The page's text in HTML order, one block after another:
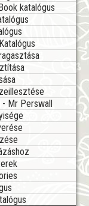
katalógus
Mr Perswall